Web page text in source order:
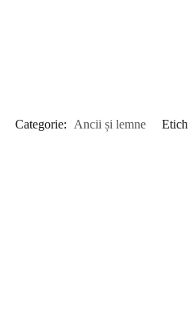
Categorie: Ancii și lemne